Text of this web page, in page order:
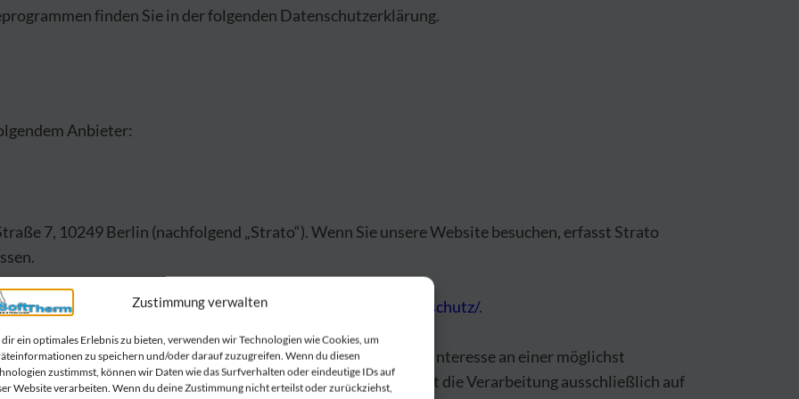
Zustimmung verwalten
dir ein optimales Erlebnis zu bieten, verwenden wir Technologien wie Cookies, um
zu speichern und/oder darauf zuzugreifen. Wenn du diesen
zustimmst, können wir Daten wie das Surfverhalten oder eindeutige IDs auf
Website verarbeiten. Wenn du deine Zustimmung nicht erteilst oder zurückziehst,
finden Sie in der folgenden Datenschutzerklärung.
Anbieter:
7, 10249 Berlin (nachfolgend „Strato“). Wenn Sie unsere Website besuchen, erfasst Strato
von Strato:https://www.strato.de/datenschutz/.
von Art. 6 Abs. 1 lit. f DSGVO. Wir haben ein berechtigtes Interesse an einer möglichst
eine entsprechende Einwilligung abgefragt wurde, erfolgt die Verarbeitung ausschließlich auf